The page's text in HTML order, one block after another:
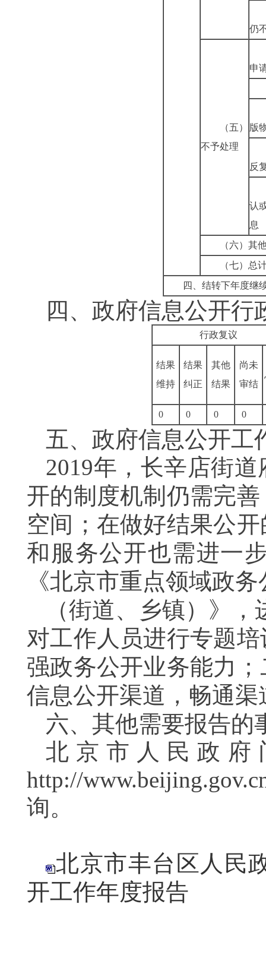
仍
（五）
不予处理
申
版
反
认
息
（六）其
（七）总
四、结转下年度继
四、政府信息公开行
行政复议
结果
维持
结果
纠正
其他
结果
尚未
审结
0 0 0 0
五、政府信息公开工
2019年，长辛店街
开的制度机制仍需完
空间；在做好结果公
和服务公开也需进一
《北京市重点领域政
（街道、乡镇）》
对工作人员进行专题
强政务公开业务能力
信息公开渠道，畅通
六、其他需要报告的
北京市人民政府
http://
询。
北京市丰台区人民
开工作年度报告